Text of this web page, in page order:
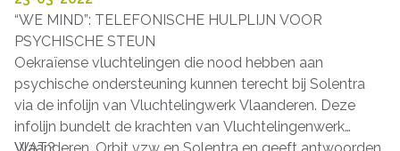
“WE MIND”: TELEFONISCHE HULPLIJN VOOR
PSYCHISCHE STEUN
Oekraïense vluchtelingen die nood hebben aan
psychische ondersteuning kunnen terecht bij Solentra
via de infolijn van Vluchtelingwerk Vlaanderen. Deze
infolijn bundelt de krachten van Vluchtelingenwerk